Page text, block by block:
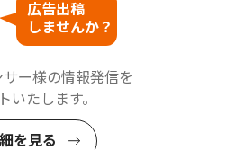
広告出稿
しませんか？
ー様の情報発信を
いたします。
を見る